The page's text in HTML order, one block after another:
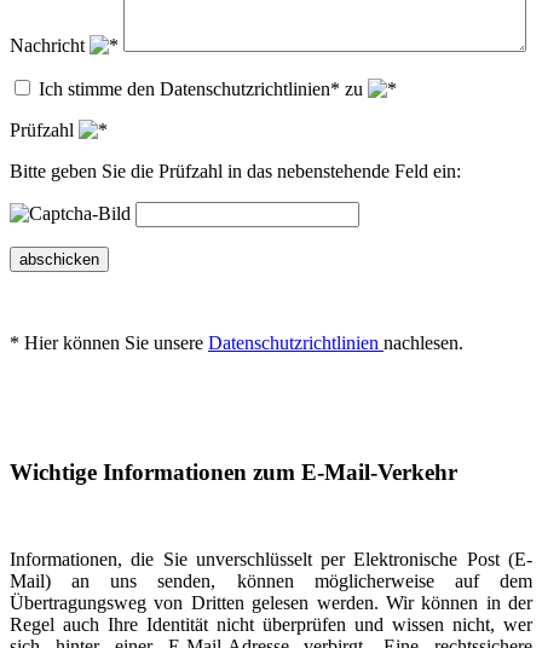
Nachricht
Ich stimme den Datenschutzrichtlinien* zu
Prüfzahl
Bitte geben Sie die Prüfzahl in das nebenstehende Feld ein:
abschicken
* Hier können Sie unsere Datenschutzrichtlinien nachlesen.
Wichtige Informationen zum E-Mail-Verkehr
Informationen, die Sie unverschlüsselt per Elektronische Post (E-
Mail) an uns senden, können möglicherweise auf dem
Übertragungsweg von Dritten gelesen werden. Wir können in der
Regel auch Ihre Identität nicht überprüfen und wissen nicht, wer